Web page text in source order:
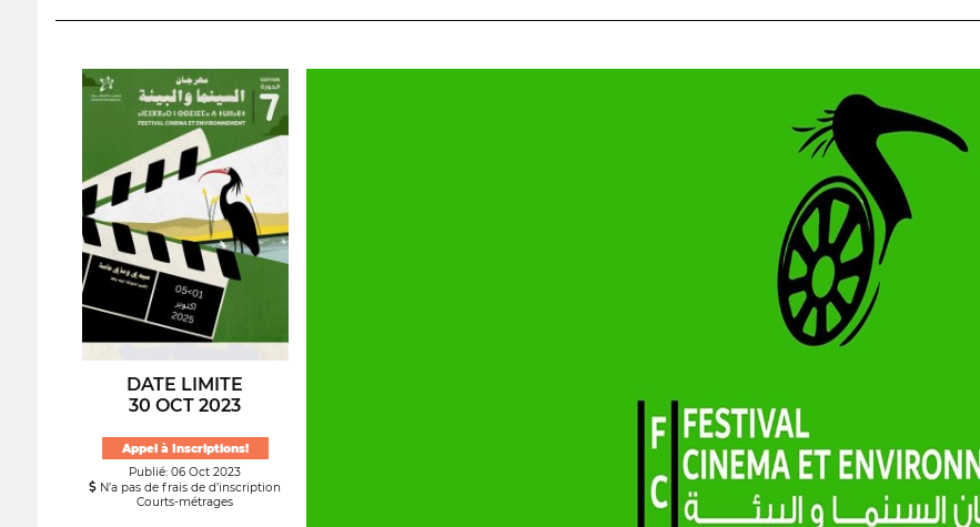
DATE LIMITE
30 OCT 2023
Appel à Inscriptions!
Publié: 06 Oct 2023
N’a pas de frais de d’inscription
Courts-métrages